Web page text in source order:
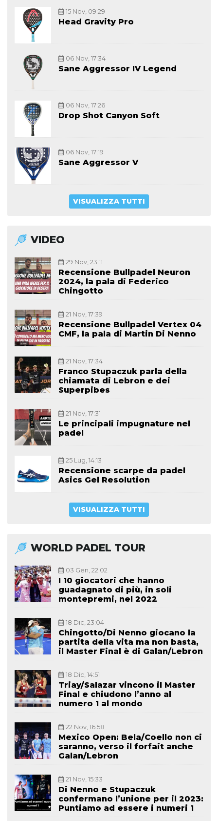
15 Nov, 09:29
Head Gravity Pro
06 Nov, 17:34
Sane Aggressor IV Legend
06 Nov, 17:26
Drop Shot Canyon Soft
06 Nov, 17:19
Sane Aggressor V
VISUALIZZA TUTTI
VIDEO
29 Nov, 23:11
Recensione Bullpadel Neuron
2024, la pala di Federico
Chingotto
21 Nov, 17:39
Recensione Bullpadel Vertex 04
CMF, la pala di Martin Di Nenno
21 Nov, 17:34
Franco Stupaczuk parla della
chiamata di Lebron e dei
Superpibes
21 Nov, 17:31
Le principali impugnature nel
padel
25 Lug, 14:13
Recensione scarpe da padel
Asics Gel Resolution
VISUALIZZA TUTTI
WORLD PADEL TOUR
03 Gen, 22:02
I 10 giocatori che hanno
guadagnato di più, in soli
montepremi, nel 2022
18 Dic, 23:04
Chingotto/Di Nenno giocano la
partita della vita ma non basta,
il Master Final è di Galan/Lebron
18 Dic, 14:51
Triay/Salazar vincono il Master
Final e chiudono l’anno al
numero 1 al mondo
22 Nov, 16:58
Mexico Open: Bela/Coello non ci
saranno, verso il forfait anche
Galan/Lebron
21 Nov, 15:33
Di Nenno e Stupaczuk
confermano l’unione per il 2023:
Puntiamo ad essere i numeri 1